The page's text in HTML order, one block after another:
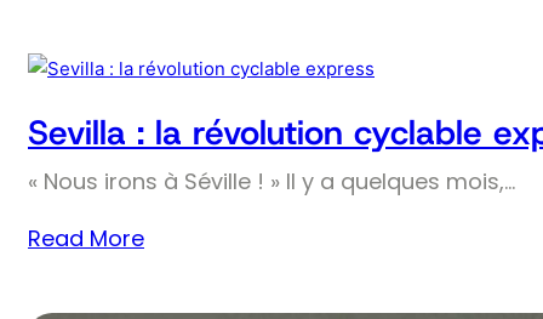
Sevilla : la révolution cyclable
« Nous irons à Séville ! » Il y a quelques mois,…
Read More